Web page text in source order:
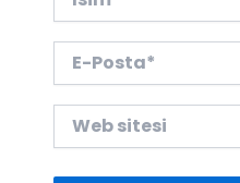
Posta*
sitesi